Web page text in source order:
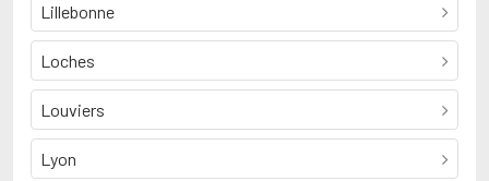
Lillebonne
Loches
Louviers
Lyon